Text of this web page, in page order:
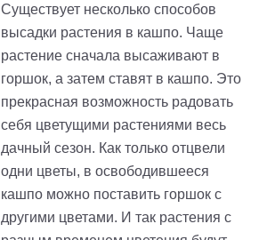
Существует несколько способов
высадки растения в кашпо. Чаще
растение сначала высаживают в
горшок, а затем ставят в кашпо. Это
прекрасная возможность радовать
себя цветущими растениями весь
дачный сезон. Как только отцвели
одни цветы, в освободившееся
кашпо можно поставить горшок с
другими цветами. И так растения с